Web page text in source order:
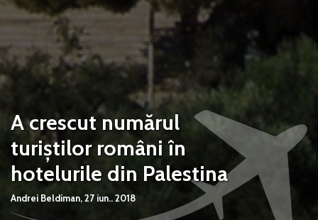
A crescut numărul
turiștilor români în
hotelurile din Palestina
Andrei Beldiman,27 iun.. 2018